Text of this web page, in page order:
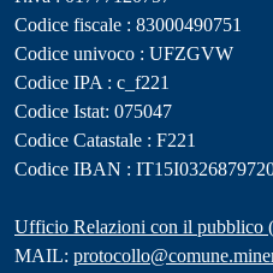
Codice fiscale : 83000490751
Codice univoco : UFZGVW
Codice IPA : c_f221
Codice Istat: 075047
Codice Catastale : F221
Codice IBAN :
Ufficio Relazioni con il pubblico
MAIL: